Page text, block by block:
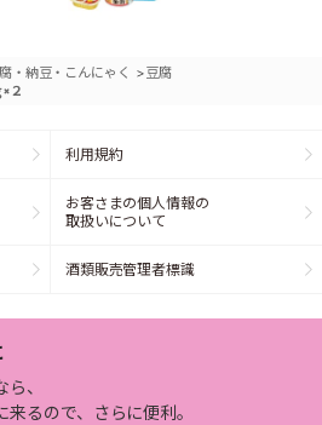
・納豆・こんにゃく >豆腐
２
利用規約
お客さまの個人情報の
取扱いについて
酒類販売管理者標識
、
るので、さらに便利。